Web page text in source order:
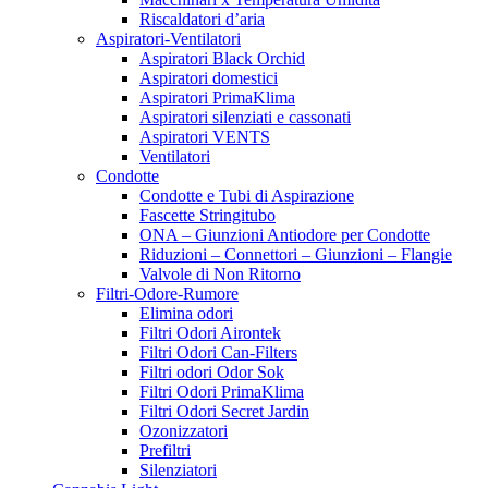
Milwaukee
Movida
Mr. Hide
Nanolux
NanoTech Surface
Neem Italia
Neptune Hydroponics
Neutralizer
NidoPro
Nirvana
No Border Seeds
NoGoo
NoName
NPK Industries
Nutribiz
Nutriculture
Odor sok
Officina di Hank
Osram
Panoramix Genetics
Paradise Seeds
Philips
Riscaldatori d’aria
Aspiratori-Ventilatori
Aspiratori Black Orchid
Aspiratori domestici
Aspiratori PrimaKlima
Aspiratori silenziati e cassonati
Aspiratori VENTS
Ventilatori
Condotte
Condotte e Tubi di Aspirazione
Fascette Stringitubo
ONA – Giunzioni Antiodore per Condotte
Riduzioni – Connettori – Giunzioni – Flangie
Valvole di Non Ritorno
Filtri-Odore-Rumore
Elimina odori
Filtri Odori Airontek
Filtri Odori Can-Filters
Filtri odori Odor Sok
Filtri Odori PrimaKlima
Filtri Odori Secret Jardin
Ozonizzatori
Prefiltri
Silenziatori